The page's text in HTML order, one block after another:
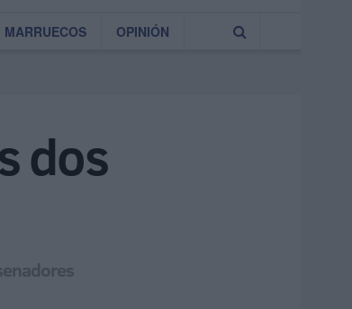
MARRUECOS OPINIÓN
dos